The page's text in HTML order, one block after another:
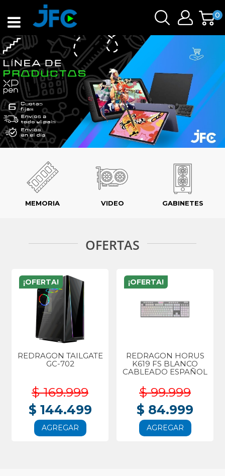
0
MEMORIA VIDEO GABINETES
OFERTAS
¡OFERTA!
REDRAGON TAILGATE
GC-702
$ 169.999
$ 144.499
AGREGAR
¡OFERTA!
REDRAGON HORUS
K619 FS BLANCO
CABLEADO ESPAÑOL
$ 99.999
$ 84.999
AGREGAR